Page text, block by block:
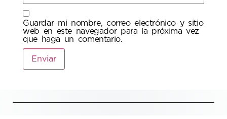
Guardar mi nombre, correo electrónico y sitio
web en este navegador para la próxima vez
que haga un comentario.